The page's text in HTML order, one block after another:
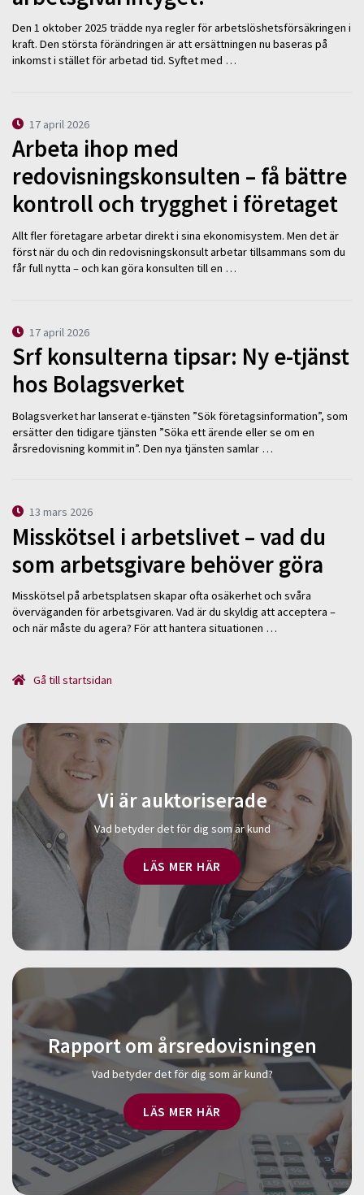
Den 1 oktober 2025 trädde nya regler för arbetslöshetsförsäkringen i
kraft. Den största förändringen är att ersättningen nu baseras på
inkomst i stället för arbetad tid. Syftet med …
17 april 2026
Arbeta ihop med
redovisningskonsulten – få bättre
kontroll och trygghet i företaget
Allt fler företagare arbetar direkt i sina ekonomisystem. Men det är
först när du och din redovisningskonsult arbetar tillsammans som du
får full nytta – och kan göra konsulten till en …
17 april 2026
Srf konsulterna tipsar: Ny e-tjänst
hos Bolagsverket
Bolagsverket har lanserat e-tjänsten ”Sök företagsinformation”, som
ersätter den tidigare tjänsten ”Söka ett ärende eller se om en
årsredovisning kommit in”. Den nya tjänsten samlar …
13 mars 2026
Misskötsel i arbetslivet – vad du
som arbetsgivare behöver göra
Misskötsel på arbetsplatsen skapar ofta osäkerhet och svåra
överväganden för arbetsgivaren. Vad är du skyldig att acceptera –
och när måste du agera? För att hantera situationen …
Gå till startsidan
Vi är auktoriserade
Vad betyder det för dig som är kund
LÄS MER HÄR
Rapport om årsredovisningen
Vad betyder det för dig som är kund?
LÄS MER HÄR